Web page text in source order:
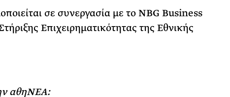
σε συνεργασία με το NBG Business
Επιχειρηματικότητας της Εθνικής
αθηΝΕΑ: